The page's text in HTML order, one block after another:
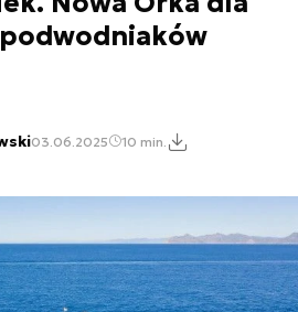
03.06.2025 10 min.